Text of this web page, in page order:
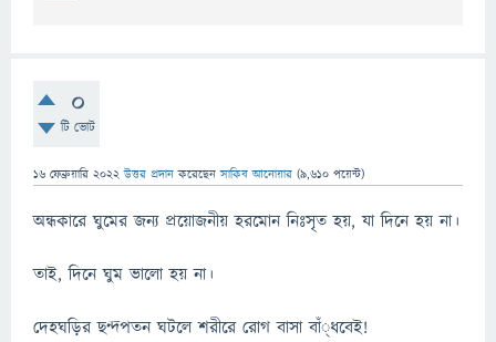
0
টি ভোট
16 ফেব্রুয়ারি 2022 উত্তর প্রদান করেছেনসাকিব আনোয়ার (9,610 পয়েন্ট)
অন্ধকারে ঘুমের জন্য প্রয়োজনীয় হরমোন নিঃসৃত হয়, যা দিনে হয় না।
তাই, দিনে ঘুম ভালো হয় না।
দেহঘড়ির ছন্দপতন ঘটলে শরীরে রোগ বাসা বাঁ্ধবেই!